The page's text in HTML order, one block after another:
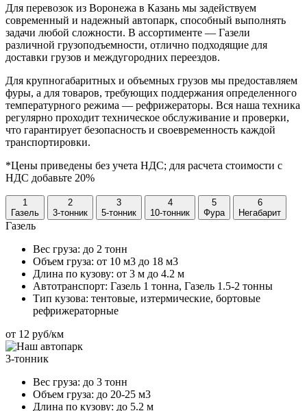
Для перевозок из Воронежа в Казань мы задействуем
современный и надежный автопарк, способный выполнять
задачи любой сложности. В ассортименте — Газели
различной грузоподъемности, отлично подходящие для
доставки грузов и междугородних переездов.
Для крупногабаритных и объемных грузов мы предоставляем
фуры, а для товаров, требующих поддержания определенного
температурного режима — рефрижераторы. Вся наша техника
регулярно проходит техническое обслуживание и проверки,
что гарантирует безопасность и своевременность каждой
транспортировки.
*Цены приведены без учета НДС; для расчета стоимости с
НДС добавьте 20%
1
Газель
2
3-тонник
3
5-тонник
4
10-тонник
5
Фура
6
Негабарит
Газель
Вес груза: до 2 тонн
Объем груза: от 10 м3 до 18 м3
Длина по кузову: от 3 м до 4.2 м
Автотранспорт: Газель 1 тонна, Газель 1.5-2 тонны
Тип кузова: тентовые, изтермические, бортовые
рефрижераторные
от 12 руб/км
3-тонник
Вес груза: до 3 тонн
Объем груза: до 20-25 м3
Длина по кузову: до 5.2 м